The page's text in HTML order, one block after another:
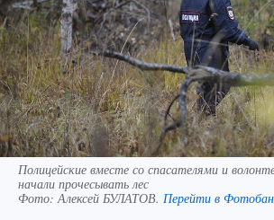
Полицейские вместе со спасателями и
начали прочесывать лес
Фото: Алексей БУЛАТОВ. Перейти в